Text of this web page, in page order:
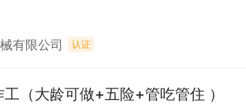
有限公司 认证
（大龄可做+五险+管吃管住 ）